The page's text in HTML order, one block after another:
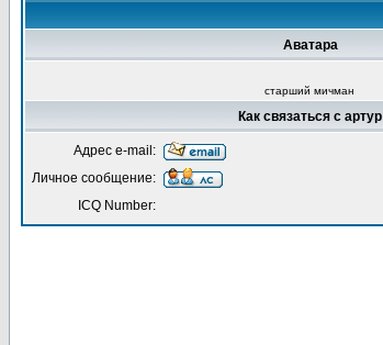
Аватара
старший мичман
Как связаться с артур
Адрес e-mail:
Личное сообщение:
ICQ Number: